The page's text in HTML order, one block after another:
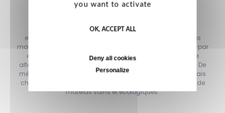
L'un des moyens les plus directs de réduire l'empreinte
environnementale d'un produit de literie est de choisir des
matériaux respectueux de l'environnement. Le latex naturel, par
exemple, est issu de la sève d'hévéa et est une excellente
alternative aux mousses synthétiques dérivées du pétrole. De
même, le coton biologique, cultivé sans pesticides et engrais
chimiques, permet de produire des draps et des housses de
matelas sains et écologiques.
you want to activate
OK, ACCEPT ALL
Deny all cookies
Personalize